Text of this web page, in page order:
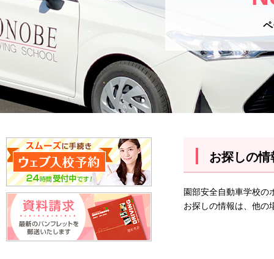
お探しの
園部安全自動車学校の
お探しの情報は、他の